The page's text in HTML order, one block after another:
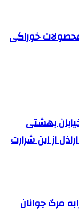
خوراکی
بهشتی
از این شرارت
مرگ جوانان